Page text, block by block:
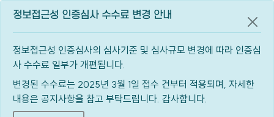
정보접근성 인증심사 수수료 변경 안내
정보접근성 인증심사의 심사기준 및 심사규모 변경에 따라 인증심
사 수수료 일부가 개편됩니다.
변경된 수수료는 2025년 3월 1일 접수 건부터 적용되며, 자세한
내용은 공지사항을 참고 부탁드립니다. 감사합니다.
공지